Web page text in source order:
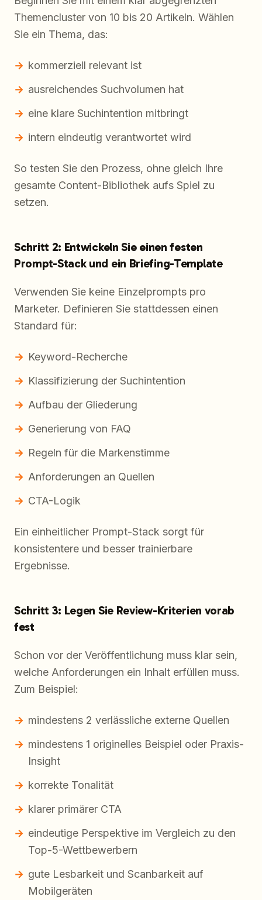
Themencluster von 10 bis 20 Artikeln. Wählen
Sie ein Thema, das:
kommerziell relevant ist
ausreichendes Suchvolumen hat
eine klare Suchintention mitbringt
intern eindeutig verantwortet wird
So testen Sie den Prozess, ohne gleich Ihre
gesamte Content-Bibliothek aufs Spiel zu
setzen.
Schritt 2: Entwickeln Sie einen festen
Prompt-Stack und ein Briefing-Template
Verwenden Sie keine Einzelprompts pro
Marketer. Definieren Sie stattdessen einen
Standard für:
Keyword-Recherche
Klassifizierung der Suchintention
Aufbau der Gliederung
Generierung von FAQ
Regeln für die Markenstimme
Anforderungen an Quellen
CTA-Logik
Ein einheitlicher Prompt-Stack sorgt für
konsistentere und besser trainierbare
Ergebnisse.
Schritt 3: Legen Sie Review-Kriterien vorab
fest
Schon vor der Veröffentlichung muss klar sein,
welche Anforderungen ein Inhalt erfüllen muss.
Zum Beispiel:
mindestens 2 verlässliche externe Quellen
mindestens 1 originelles Beispiel oder Praxis-
Insight
korrekte Tonalität
klarer primärer CTA
eindeutige Perspektive im Vergleich zu den
Top-5-Wettbewerbern
gute Lesbarkeit und Scanbarkeit auf
Mobilgeräten